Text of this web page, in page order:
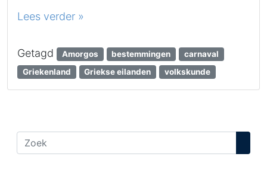
Lees verder »
Getagd Amorgos bestemmingen
carnaval
Griekenland
Griekse eilanden volkskunde